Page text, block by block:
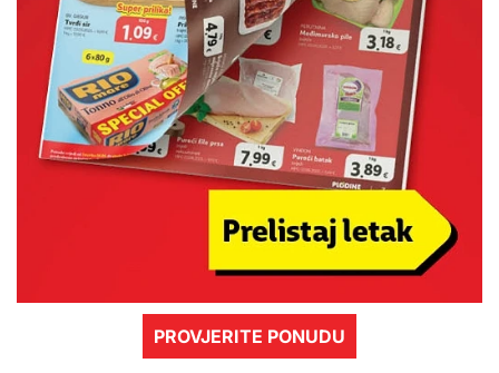
PROVJERITE PONUDU